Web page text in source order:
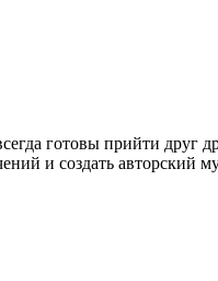
готовы прийти друг
и создать авторский